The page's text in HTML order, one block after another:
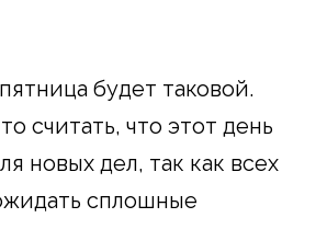
будет таковой.
считать, что этот день
новых дел, так как всех
сплошные